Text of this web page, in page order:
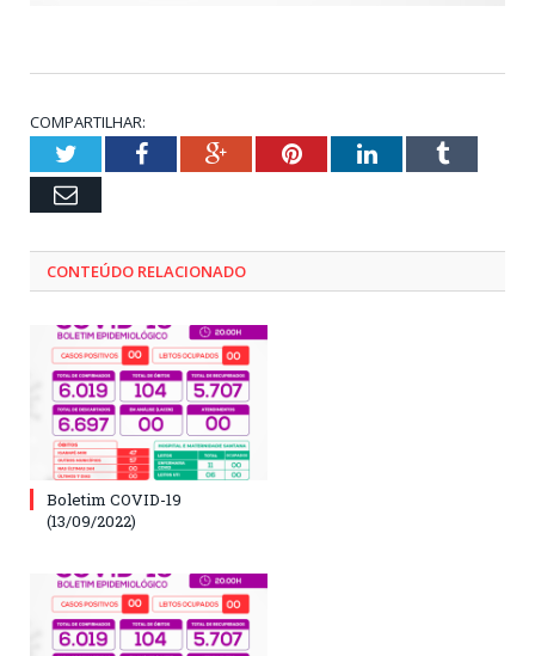
COMPARTILHAR:
TwitterFacebookGoogle+PinterestLinkedInTumblr
Email
CONTEÚDO RELACIONADO
Boletim COVID-19
(13/09/2022)